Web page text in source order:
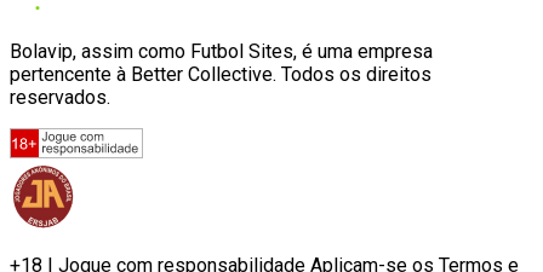
Bolavip, assim como Futbol Sites, é uma empresa
pertencente à Better Collective. Todos os direitos
reservados.
+18 | Jogue com responsabilidade Aplicam-se os Termos e